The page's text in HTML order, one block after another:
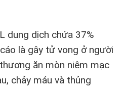
dung dịch chứa 37%
là gây tử vong ở người
ăn mòn niêm mạc
chảy máu và thủng